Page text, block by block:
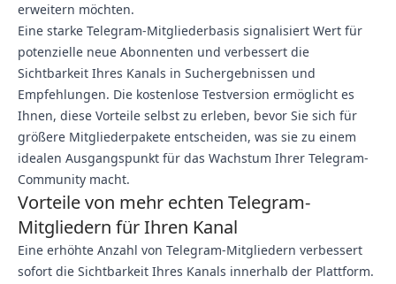
erweitern möchten.
Eine starke Telegram-Mitgliederbasis signalisiert Wert für
potenzielle neue Abonnenten und verbessert die
Sichtbarkeit Ihres Kanals in Suchergebnissen und
Empfehlungen. Die kostenlose Testversion ermöglicht es
Ihnen, diese Vorteile selbst zu erleben, bevor Sie sich für
größere Mitgliederpakete entscheiden, was sie zu einem
idealen Ausgangspunkt für das Wachstum Ihrer Telegram-
Community macht.
Vorteile von mehr echten Telegram-
Mitgliedern für Ihren Kanal
Eine erhöhte Anzahl von Telegram-Mitgliedern verbessert
sofort die Sichtbarkeit Ihres Kanals innerhalb der Plattform.